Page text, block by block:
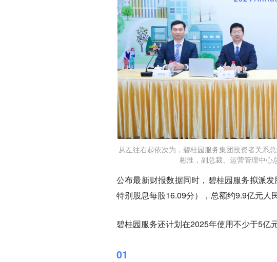
从左往右起依次为，碧桂园服务集团投资者关系
彬淮，副总裁、运营管理中心
公布最新财报数据同时，碧桂园服务拟派
特别股息每股16.09分），总额约9.9亿元人
碧桂园服务还计划在2025年使用不少于5亿
01